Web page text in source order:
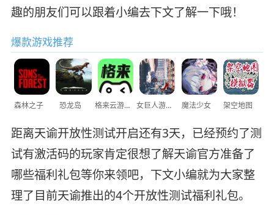
趣的朋友们可以跟着小编去下文了解一下哦！
爆款游戏推荐
森林之子 恐龙岛 格来云游戏 女巨人游乐场 魔法少女 架空地图
距离天谕开放性测试开启还有3天，已经预约了测
试有激活码的玩家肯定很想了解天谕官方准备了
哪些福利礼包等你来领吧，下文小编就为大家整
理了目前天谕推出的4个开放性测试福利礼包。